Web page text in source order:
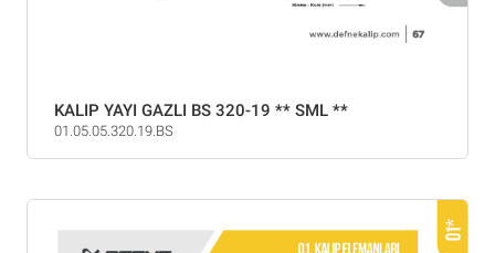
KALIP YAYI GAZLI BS 320-19 ** SML **
01.05.05.320.19.BS